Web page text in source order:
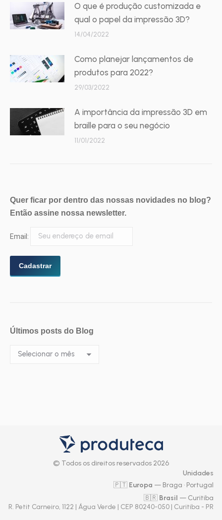
O que é produção customizada e
qual o papel da impressão 3D?
14/04/2022
Como planejar lançamentos de
produtos para 2022?
29/03/2022
A importância da impressão 3D em
braille para o seu negócio
11/01/2022
Quer ficar por dentro das nossas novidades no blog?
Então assine nossa newsletter.
Email:
Últimos posts do Blog
Últimos
© Todos os direitos reservados 2026
Unidades
🇵🇹 Europa — Braga · Portugal
🇧🇷 Brasil — Curitiba
R. Petit Carneiro, 1122 | Água Verde | CEP 80240-050 | Curitiba - PR